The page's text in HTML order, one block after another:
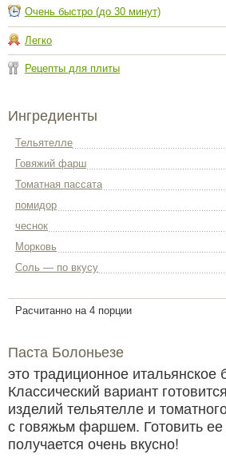
Очень быстро (до 30 минут)
Легко
Рецепты для плиты
Ингредиенты
Тельятелле
Говяжий фарш
Томатная пассата
помидор
чеснок
Морковь
Соль — по вкусу
Расчитанно на 4 порции
Паста Болоньезе
это традиционное итальянское
Классический вариант
изделий тельятелле и
с говяжьм фаршем. Готовить ее
получается очень вкусно!